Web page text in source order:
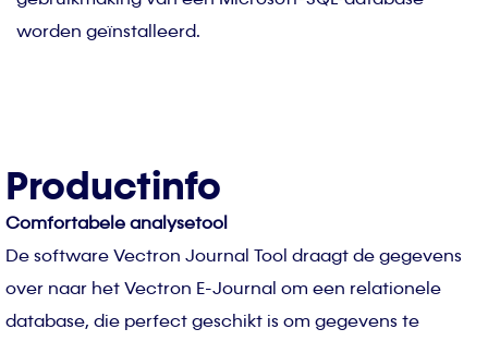
worden geïnstalleerd.
Productinfo
Comfortabele analysetool
De software Vectron Journal Tool draagt de gegevens
over naar het Vectron E-Journal om een relationele
database, die perfect geschikt is om gegevens te